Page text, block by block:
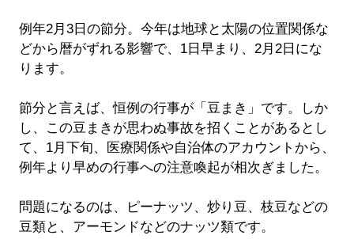
例年2月3日の節分。今年は地球と太陽の位置関係な
どから暦がずれる影響で、1日早まり、2月2日にな
ります。
節分と言えば、恒例の行事が「豆まき」です。しか
し、この豆まきが思わぬ事故を招くことがあるとし
て、1月下旬、医療関係や自治体のアカウントから、
例年より早めの行事への注意喚起が相次ぎました。
問題になるのは、ピーナッツ、炒り豆、枝豆などの
豆類と、アーモンドなどのナッツ類です。